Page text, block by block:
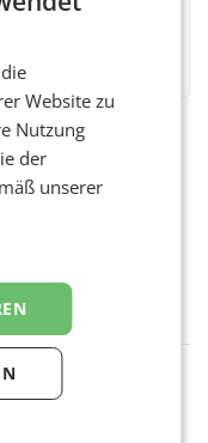
Umsatzplus im
schwachem
Konzernumsatz
was
gegenüber dem
und macht
Website zu
Nutzung
der
unserer